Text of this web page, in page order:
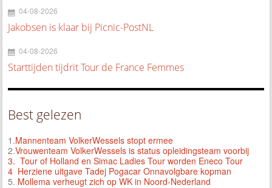
04-08-2026
Jakobsen is klaar bij Picnic-PostNL
04-08-2026
Starttijden tijdrit Tour de France Femmes
Best gelezen
1.Mannenteam VolkerWessels stopt ermee
2.Vrouwenteam VolkerWessels is status opleidingsteam voorbij
3. Tour of Holland en Simac Ladies Tour worden Eneco Tour
4 Herziene uitgave Tadej Pogacar Onnavolgbare kopman
5. Mollema verheugt zich op WK in Noord-Nederland